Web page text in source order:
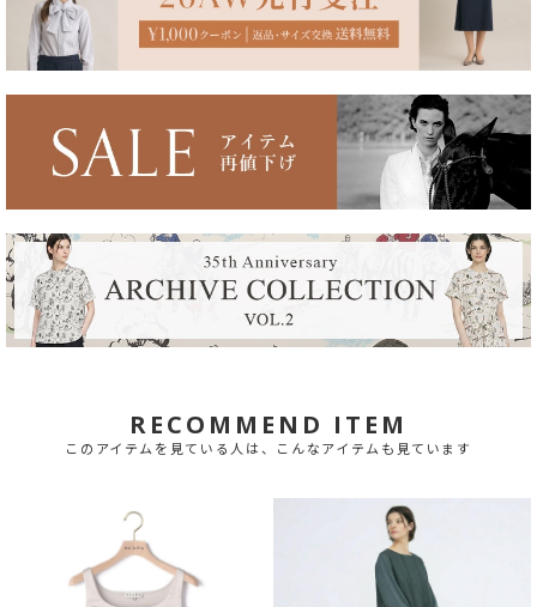
RECOMMEND ITEM
このアイテムを見ている人は、こんなアイテムも見ています